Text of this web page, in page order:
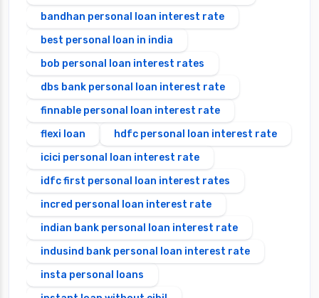
bandhan personal loan interest rate
best personal loan in india
bob personal loan interest rates
dbs bank personal loan interest rate
finnable personal loan interest rate
flexi loan
hdfc personal loan interest rate
icici personal loan interest rate
idfc first personal loan interest rates
incred personal loan interest rate
indian bank personal loan interest rate
indusind bank personal loan interest rate
insta personal loans